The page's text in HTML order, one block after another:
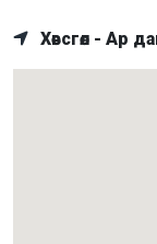
Хөвсгөл - Ар